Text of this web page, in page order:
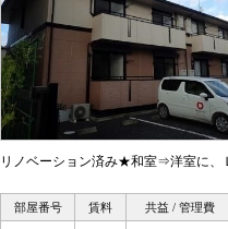
リノベーション済み★和室⇒洋室に、
部屋番号 賃料 共益 / 管理費